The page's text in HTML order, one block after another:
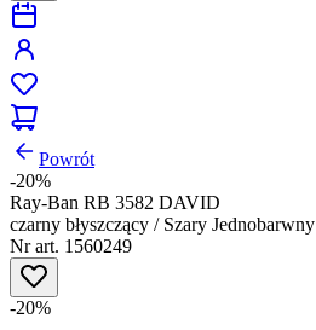
Powrót
-20%
Ray-Ban RB 3582 DAVID
czarny błyszczący / Szary Jednobarwny
Nr art. 1560249
-20%